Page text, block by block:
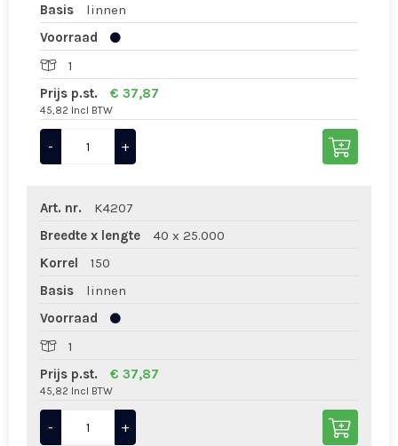
Basis
linnen
Voorraad
1
Prijs p.st.
€ 37,87
45,82 Incl BTW
- +
Art. nr.
K4207
Breedte x lengte
40 x 25.000
Korrel
150
Basis
linnen
Voorraad
1
Prijs p.st.
€ 37,87
45,82 Incl BTW
- +